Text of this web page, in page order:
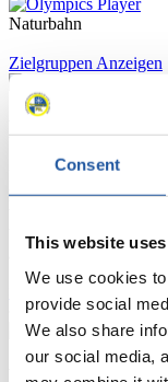
Consent
This website
We use cookies
provide social
We also share
our social media,
Naturbahn
Zielgruppen Anzeigen
Für Presse-
Hier finden Sie
haben Zugriff auf
beantragen, die
allgemeine